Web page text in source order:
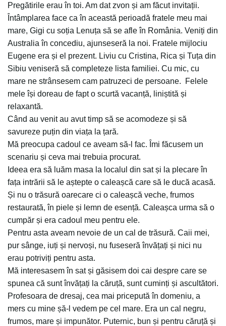
Pregătirile erau în toi. Am dat zvon și am făcut invitații.
Întâmplarea face ca în această perioadă fratele meu mai
mare, Gigi cu soția Lenuța să se afle în România. Veniți din
Australia în concediu, ajunseseră la noi. Fratele mijlociu
Eugene era și el prezent. Liviu cu Cristina, Rica și Tuța din
Sibiu veniseră să completeze lista familiei. Cu mic, cu
mare ne strânsesem cam patruzeci de persoane. Felele
mele își doreau de fapt o scurtă vacanță, liniștită și
relaxantă.
Când au venit au avut timp să se acomodeze și să
savureze puțin din viața la țară.
Mă preocupa cadoul ce aveam să-l fac. Îmi făcusem un
scenariu și ceva mai trebuia procurat.
Ideea era să luăm masa la localul din sat și la plecare în
fața intrării să le aștepte o caleașcă care să le ducă acasă.
Și nu o trăsură oarecare ci o caleașcă veche, frumos
restaurată, în piele și lemn de esență. Caleașca urma să o
cumpăr și era cadoul meu pentru ele.
Pentru asta aveam nevoie de un cal de trăsură. Caii mei,
pur sânge, iuți și nervoși, nu fuseseră învățați și nici nu
erau potriviți pentru asta.
Mă interesasem în sat și găsisem doi cai despre care se
spunea că sunt învățați la căruță, sunt cuminți și ascultători.
Profesoara de dresaj, cea mai pricepută în domeniu, a
mers cu mine șă-l vedem pe cel mare. Era un cal negru,
frumos, mare și impunător. Puternic, bun și pentru căruță și